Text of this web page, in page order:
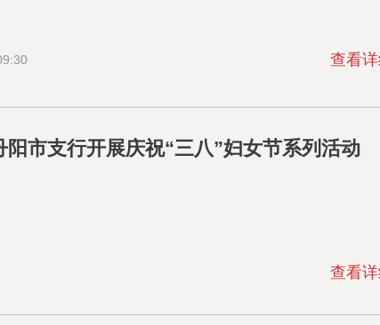
查看
市支行开展庆祝“三八”妇女节系列活动
查看